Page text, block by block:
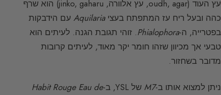
עץ העוד (oudh, agar, עץ אלוורה, jinko, gaharu) הוא שרף
כהה ובעל ריח עז המתפתח בעציAquilaria עם הידבקות
בפטרייה, ה-Phialophora. זוהי תגובת הגנה. לעיתים הוא
טבעי אך מכיוון שזהו חומר יקר מאוד, לעיתים קרובות
מדובר בשחזור.
ניתן למצוא אותו ב-M7 של YSL, ב-
Habit Rouge Eau de